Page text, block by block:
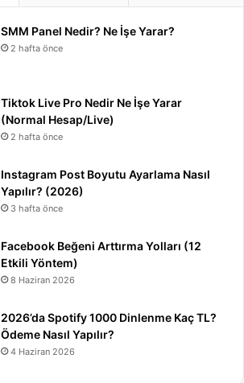
t
e
r
u
b
g
r
SMM Panel Nedir? Ne İşe Yarar?
2 hafta önce
Tiktok Live Pro Nedir Ne İşe Yarar
(Normal Hesap/Live)
2 hafta önce
Instagram Post Boyutu Ayarlama Nasıl
Yapılır? (2026)
3 hafta önce
Facebook Beğeni Arttırma Yolları (12
Etkili Yöntem)
8 Haziran 2026
2026’da Spotify 1000 Dinlenme Kaç TL?
Ödeme Nasıl Yapılır?
4 Haziran 2026